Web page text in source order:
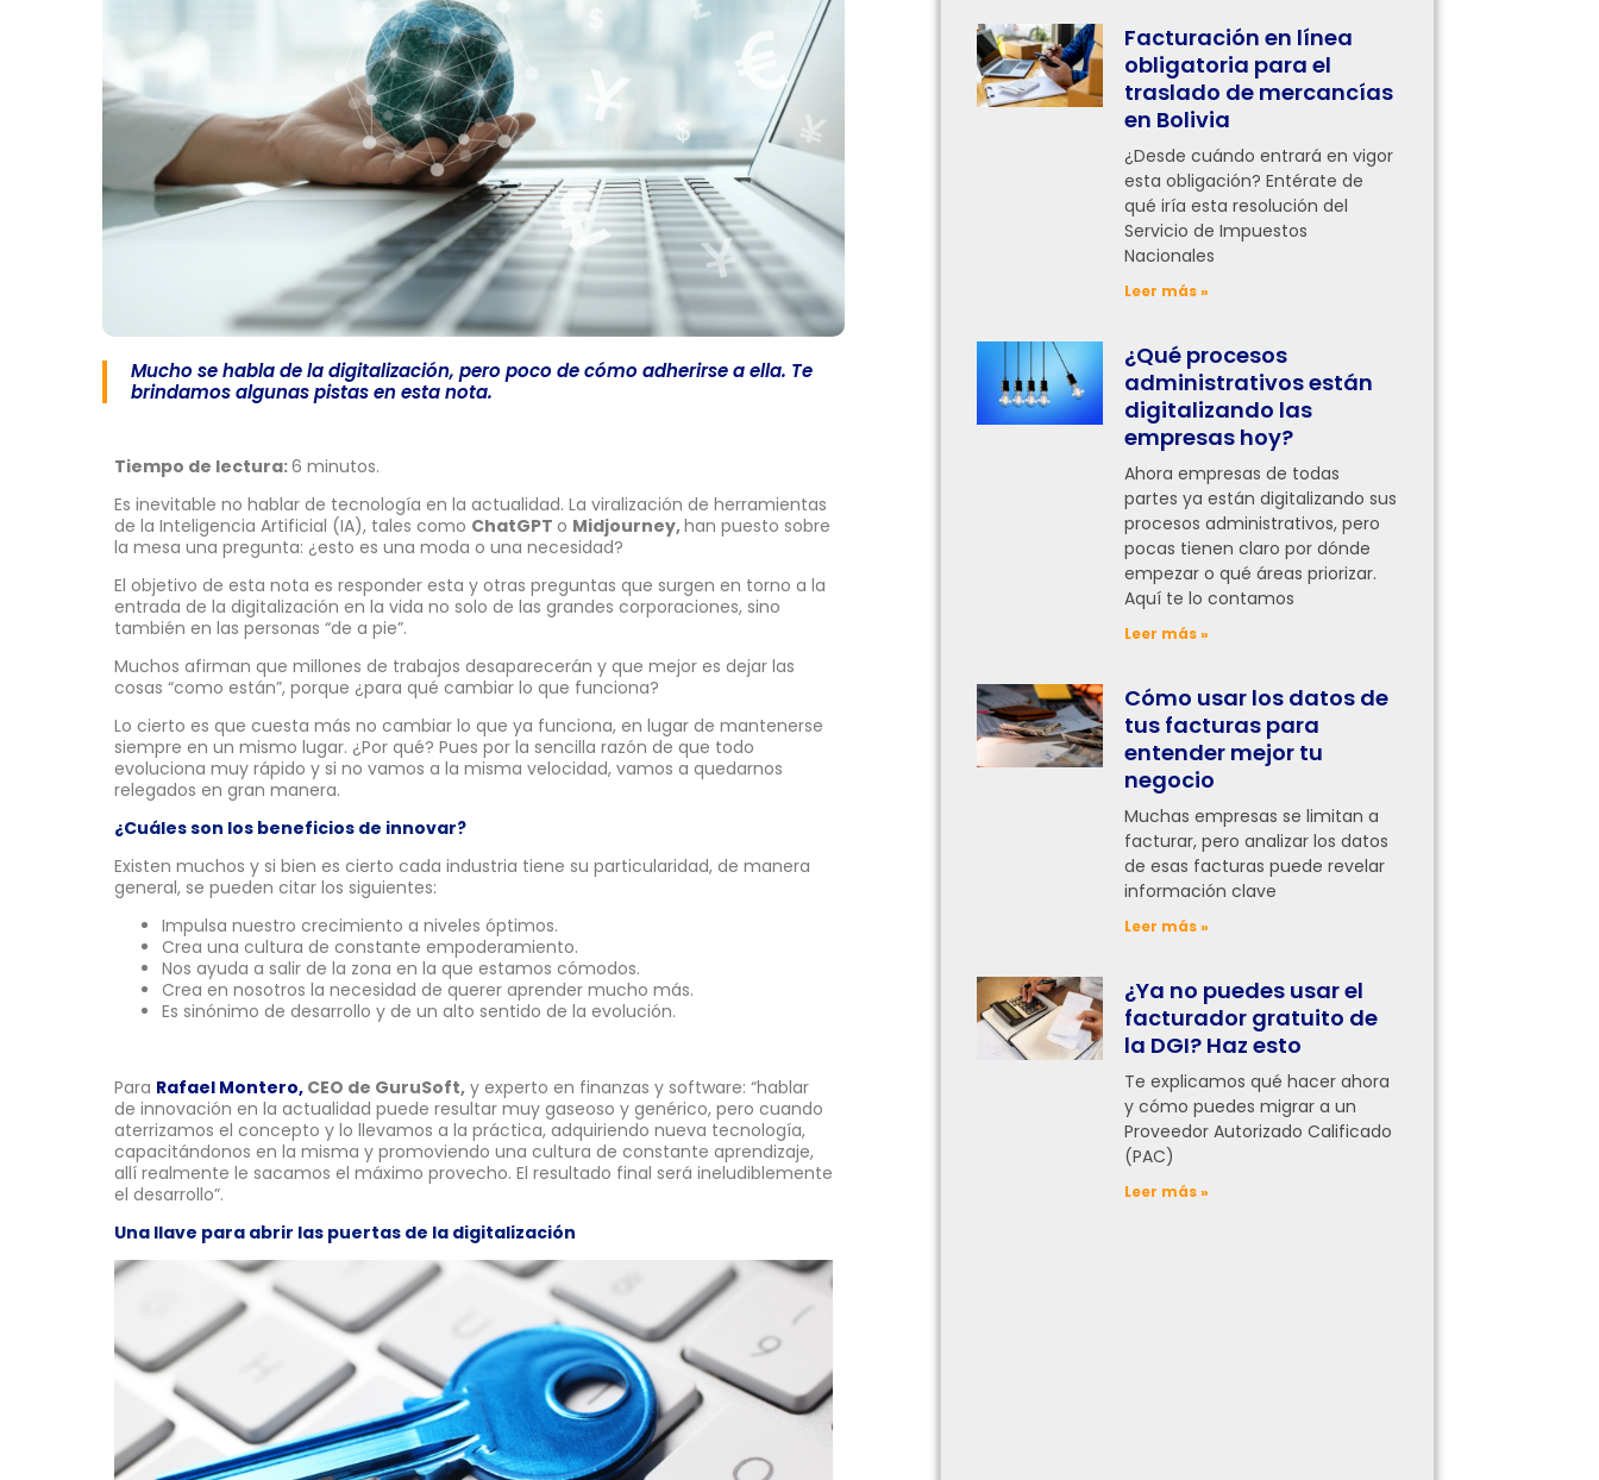
Mucho se habla de la digitalización, pero poco de cómo adherirse a ella. Te
brindamos algunas pistas en esta nota.
Tiempo de lectura:6 minutos.
Es inevitable no hablar de tecnología en la actualidad. La viralización de herramientas
de la Inteligencia Artificial (IA), tales como ChatGPT o Midjourney,han puesto sobre
la mesa una pregunta: ¿esto es una moda o una necesidad?
El objetivo de esta nota es responder esta y otras preguntas que surgen en torno a la
entrada de la digitalización en la vida no solo de las grandes corporaciones, sino
también en las personas “de a pie”.
Muchos afirman que millones de trabajos desaparecerán y que mejor es dejar las
cosas “como están”, porque ¿para qué cambiar lo que funciona?
Lo cierto es que cuesta más no cambiar lo que ya funciona, en lugar de mantenerse
siempre en un mismo lugar. ¿Por qué? Pues por la sencilla razón de que todo
evoluciona muy rápido y si no vamos a la misma velocidad, vamos a quedarnos
relegados en gran manera.
¿Cuáles son los beneficios de innovar?
Existen muchos y si bien es cierto cada industria tiene su particularidad, de manera
general, se pueden citar los siguientes:
Impulsa nuestro crecimiento a niveles óptimos.
Crea una cultura de constante empoderamiento.
Nos ayuda a salir de la zona en la que estamos cómodos.
Crea en nosotros la necesidad de querer aprender mucho más.
Es sinónimo de desarrollo y de un alto sentido de la evolución.
Para Rafael Montero, CEO de GuruSoft, y experto en finanzas y software: “hablar
de innovación en la actualidad puede resultar muy gaseoso y genérico, pero cuando
aterrizamos el concepto y lo llevamos a la práctica, adquiriendo nueva tecnología,
capacitándonos en la misma y promoviendo una cultura de constante aprendizaje,
allí realmente le sacamos el máximo provecho. El resultado final será ineludiblemente
el desarrollo”.
Una llave para abrir las puertas de la digitalización
Facturación en línea
obligatoria para el
traslado de mercancías
en Bolivia
¿Desde cuándo entrará en vigor
esta obligación? Entérate de
qué iría esta resolución del
Servicio de Impuestos
Nacionales
Leer más »
¿Qué procesos
administrativos están
digitalizando las
empresas hoy?
Ahora empresas de todas
partes ya están digitalizando sus
procesos administrativos, pero
pocas tienen claro por dónde
empezar o qué áreas priorizar.
Aquí te lo contamos
Leer más »
Cómo usar los datos de
tus facturas para
entender mejor tu
negocio
Muchas empresas se limitan a
facturar, pero analizar los datos
de esas facturas puede revelar
información clave
Leer más »
¿Ya no puedes usar el
facturador gratuito de
la DGI? Haz esto
Te explicamos qué hacer ahora
y cómo puedes migrar a un
Proveedor Autorizado Calificado
(PAC)
Leer más »